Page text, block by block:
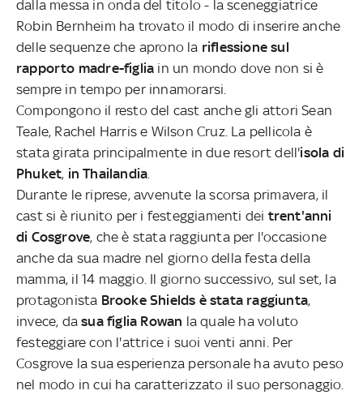
dalla messa in onda del titolo - la sceneggiatrice
Robin Bernheim ha trovato il modo di inserire anche
delle sequenze che aprono la riflessione sul
rapporto madre-figlia in un mondo dove non si è
sempre in tempo per innamorarsi.
Compongono il resto del cast anche gli attori Sean
Teale, Rachel Harris e Wilson Cruz. La pellicola è
stata girata principalmente in due resort dell'isola di
Phuket, in Thailandia
Durante le riprese, avvenute la scorsa primavera, il
cast si è riunito per i festeggiamenti dei trent'anni
di Cosgrove, che è stata raggiunta per l'occasione
anche da sua madre nel giorno della festa della
mamma, il 14 maggio. Il giorno successivo, sul set, la
protagonista Brooke Shields è stata raggiunta,
invece, da sua figlia Rowan la quale ha voluto
festeggiare con l'attrice i suoi venti anni. Per
Cosgrove la sua esperienza personale ha avuto peso
nel modo in cui ha caratterizzato il suo personaggio.